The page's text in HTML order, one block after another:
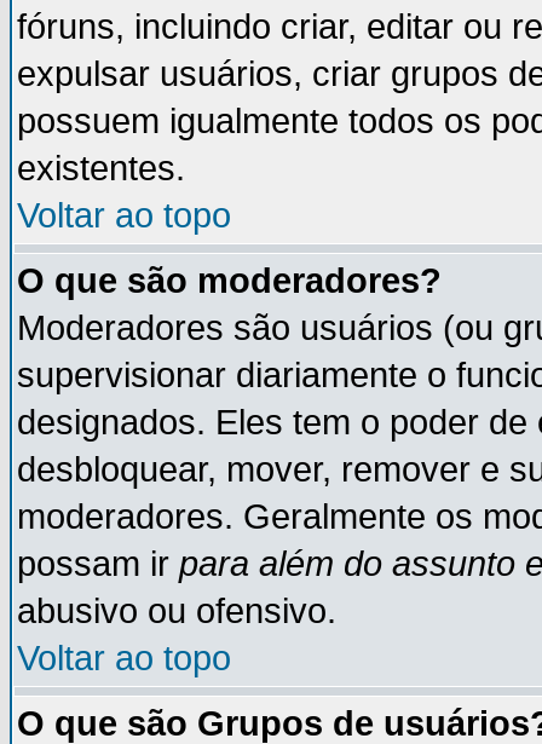
fóruns, incluindo criar, editar ou
expulsar usuários, criar grupos
possuem igualmente todos os
existentes.
Voltar ao topo
O que são moderadores?
Moderadores são usuários (ou
supervisionar diariamente o
designados. Eles tem o poder
desbloquear, mover, remover e
moderadores. Geralmente os
possam ir para além do assunto
abusivo ou ofensivo.
Voltar ao topo
O que são Grupos de